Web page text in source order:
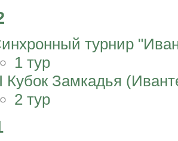
турнир
1 тур
Кубок Замкадья
2 тур